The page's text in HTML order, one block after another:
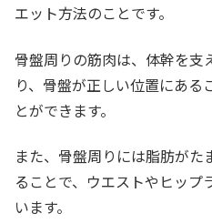
エット方法のことです。
骨盤周りの筋肉は、体幹を支
り、骨盤が正しい位置にある
とができます。
また、骨盤周りには脂肪が
ることで、ウエストやヒップ
います。